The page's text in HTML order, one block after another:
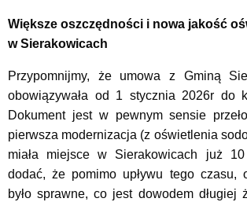
Większe oszczędności i nowa jakość
w Sierakowicach
Przypomnijmy, że umowa z Gminą
obowiązywała od 1 stycznia 2026r do
Dokument jest w pewnym sensie
pierwsza modernizacja (z oświetlenia
miała miejsce w Sierakowicach już
dodać, że pomimo upływu tego czasu,
było sprawne, co jest dowodem długiej